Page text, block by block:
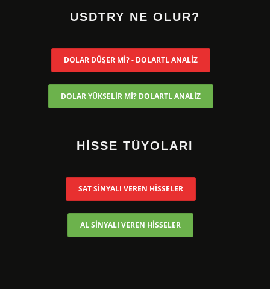
USDTRY NE OLUR?
DOLAR DÜŞER Mİ? - DOLARTL ANALİZ
DOLAR YÜKSELİR Mİ? DOLARTL ANALİZ
HİSSE TÜYOLARI
SAT SİNYALI VEREN HİSSELER
AL SİNYALI VEREN HİSSELER